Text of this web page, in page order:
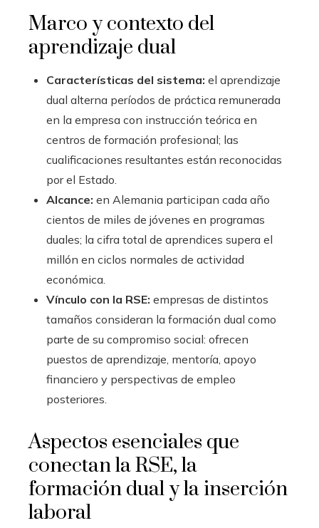
Marco y contexto del
aprendizaje dual
Características del sistema: el aprendizaje
dual alterna períodos de práctica remunerada
en la empresa con instrucción teórica en
centros de formación profesional; las
cualificaciones resultantes están reconocidas
por el Estado.
Alcance: en Alemania participan cada año
cientos de miles de jóvenes en programas
duales; la cifra total de aprendices supera el
millón en ciclos normales de actividad
económica.
Vínculo con la RSE: empresas de distintos
tamaños consideran la formación dual como
parte de su compromiso social: ofrecen
puestos de aprendizaje, mentoría, apoyo
financiero y perspectivas de empleo
posteriores.
Aspectos esenciales que
conectan la RSE, la
formación dual y la inserción
laboral